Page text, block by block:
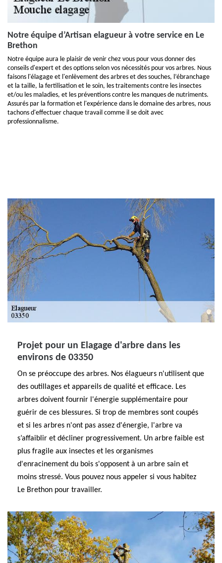
Notre équipe d’Artisan elagueur à votre service en Le
Brethon
Notre équipe aura le plaisir de venir chez vous pour vous donner des
conseils d'expert et des options selon vos nécessités pour vos arbres. Nous
faisons l'élagage et l'enlèvement des arbres et des souches, l’ébranchage
et la taille, la fertilisation et le soin, les traitements contre les insectes
et/ou les maladies, et les préventions contre les manques de nutriments.
Assurés par la formation et l'expérience dans le domaine des arbres, nous
tachons d'effectuer chaque travail comme il se doit avec
professionnalisme.
Projet pour un Elagage d'arbre dans les
environs de 03350
On se préoccupe des arbres. Nos élagueurs n'utilisent que
des outillages et appareils de qualité et efficace. Les
arbres doivent fournir l'énergie supplémentaire pour
guérir de ces blessures. Si trop de membres sont coupés
et si les arbres n'ont pas assez d'énergie, l'arbre va
s’affaiblir et décliner progressivement. Un arbre faible est
plus fragile aux insectes et les organismes
d'enracinement du bois s'opposent à un arbre sain et
moins stressé. Vous pouvez nous appeler si vous habitez
Le Brethon pour travailler.